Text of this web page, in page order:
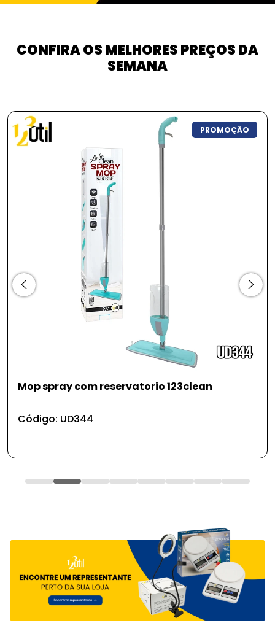
CONFIRA OS MELHORES PREÇOS DA
SEMANA
PROMOÇÃO
reservatorio 123clean Gancho